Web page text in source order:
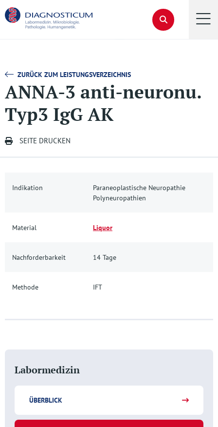
Labormedizin
ÜBERBLICK
ZURÜCK ZUM LEISTUNGSVERZEICHNIS
ANNA-3 anti-neuronu.
Typ3 IgG AK
SEITE DRUCKEN
Indikation
Paraneoplastische Neuropathie
Polyneuropathien
Material Liquor
Nachforderbarkeit 14 Tage
Methode IFT